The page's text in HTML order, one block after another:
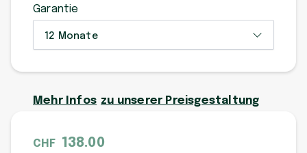
Garantie
12 Monate
Mehr Infos zu unserer Preisgestaltung
CHF 138.00